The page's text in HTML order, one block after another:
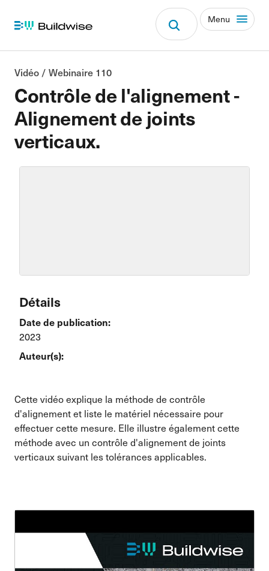
Menu
Contrôle de l'alignement -
Alignement de joints
verticaux.
Vidéo / Webinaire 110
Détails
Date de publication:
2023
Auteur(s):
Cette vidéo explique la méthode de contrôle
d'alignement et liste le matériel nécessaire pour
effectuer cette mesure. Elle illustre également cette
méthode avec un contrôle d'alignement de joints
verticaux suivant les tolérances applicables.